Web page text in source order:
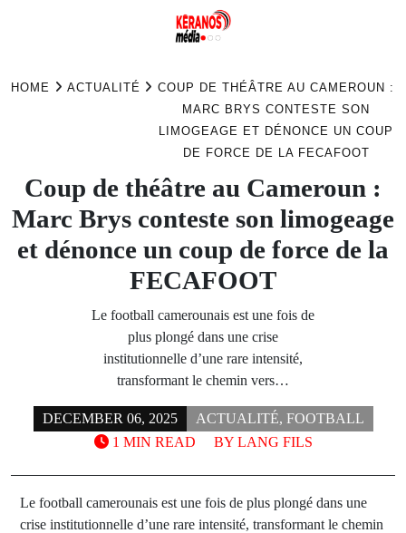
HOME ACTUALITÉ
COUP DE THÉÂTRE AU CAMEROUN :
MARC BRYS CONTESTE SON
LIMOGEAGE ET DÉNONCE UN COUP
DE FORCE DE LA FECAFOOT
Coup de théâtre au Cameroun :
Marc Brys conteste son limogeage
et dénonce un coup de force de la
FECAFOOT
Le football camerounais est une fois de
plus plongé dans une crise
institutionnelle d’une rare intensité,
transformant le chemin vers…
DECEMBER 06, 2025 ACTUALITÉ, FOOTBALL
BY LANG FILS
1 MIN READ
Le football camerounais est une fois de plus plongé dans une
crise institutionnelle d’une rare intensité, transformant le chemin